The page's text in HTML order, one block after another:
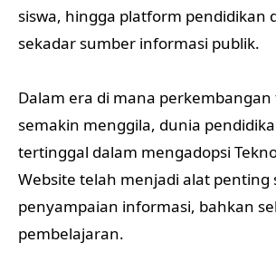
siswa, hingga platform pendidikan
sekadar sumber informasi publik.
Dalam era di mana
semakin menggila, dunia
tertinggal dalam mengadopsi
Website telah menjadi alat penting
penyampaian informasi, bahkan
pembelajaran.